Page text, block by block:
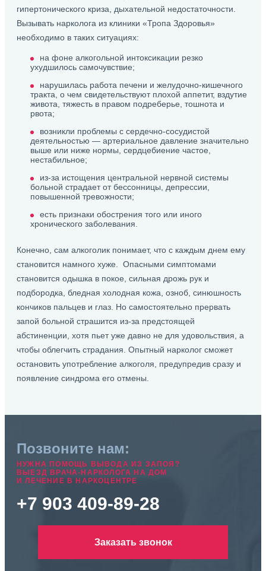
гипертонического криза, дыхательной недостаточности.
Вызывать нарколога из клиники «Тропа Здоровья»
необходимо в таких ситуациях:
на фоне алкогольной интоксикации резко
ухудшилось самочувствие;
нарушилась работа печени и желудочно-кишечного
тракта, о чем свидетельствуют плохой аппетит, вздутие
живота, тяжесть в правом подреберье, тошнота и
рвота;
возникли проблемы с сердечно-сосудистой
деятельностью — артериальное давление значительно
выше или ниже нормы, сердцебиение частое,
нестабильное;
из-за истощения центральной нервной системы
больной страдает от бессонницы, депрессии,
повышенной тревожности;
есть признаки обострения того или иного
хронического заболевания.
Конечно, сам алкоголик понимает, что с каждым днем ему
становится намного хуже. Опасными симптомами
становится одышка в покое, сильная дрожь рук и
подбородка, бледная холодная кожа, озноб, синюшность
кончиков пальцев и глаз. Но самостоятельно прервать
запой больной страшится из-за предстоящей
абстиненции, хотя пьет уже давно не для удовольствия, а
чтобы облегчить страдания. Опытный нарколог сможет
остановить употребление алкоголя, предупредив сразу и
появление синдрома его отмены.
Позвоните нам:
НУЖНА ПОМОЩЬ ВЫВОДА ИЗ ЗАПОЯ?
ВЫЕЗД ВРАЧА-НАРКОЛОГА НА ДОМ
И ЛЕЧЕНИЕ В НАРКОЦЕНТРЕ
+7 903 409-89-28
Заказать звонок